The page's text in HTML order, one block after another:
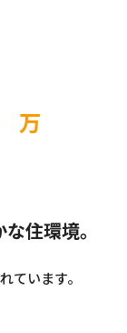
万
住環境。
ています。